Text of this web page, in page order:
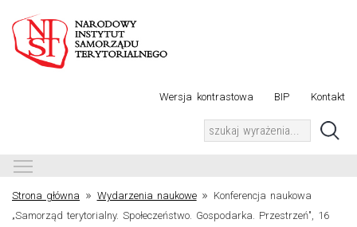
Wersja kontrastowa BIP Kontakt
Strona główna » Wydarzenia naukowe» Konferencja naukowa
„Samorząd terytorialny. Społeczeństwo. Gospodarka. Przestrzeń", 16